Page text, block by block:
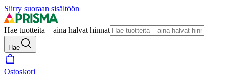
Siirry suoraan sisältöön
Hae tuotteita – aina halvat hinnat
Hae
Ostoskori